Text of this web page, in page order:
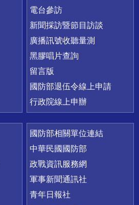
電台參訪
新聞採訪暨節目訪談
廣播訊號收聽量測
黑膠唱片查詢
留言版
國防部退伍令線上申請
行政院線上申辦
國防部相關單位連結
中華民國國防部
政戰資訊服務網
軍事新聞通訊社
青年日報社